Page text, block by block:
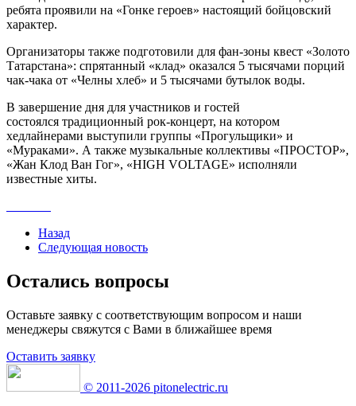
ребята проявили на «Гонке героев» настоящий бойцовский
характер.
Организаторы также подготовили для фан-зоны квест «Золото
Татарстана»: спрятанный «клад» оказался 5 тысячами порций
чак-чака от «Челны хлеб» и 5 тысячами бутылок воды.
В завершение дня для участников и гостей
состоялся традиционный рок-концерт, на котором
хедлайнерами выступили группы «Прогульщики» и
«Мураками». А также музыкальные коллективы «ПРОСТОР»,
«Жан Клод Ван Гог», «HIGH VOLTAGE» исполняли
известные хиты.
Назад
Следующая новость
Остались вопросы
Оставьте заявку с соответствующим вопросом и наши
менеджеры свяжутся с Вами в ближайшее время
Оставить заявку
© 2011-2026 pitonelectric.ru